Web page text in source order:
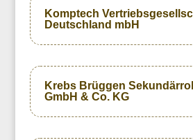
Komptech
Deutschland mbH
Krebs Brüggen
GmbH & Co. KG